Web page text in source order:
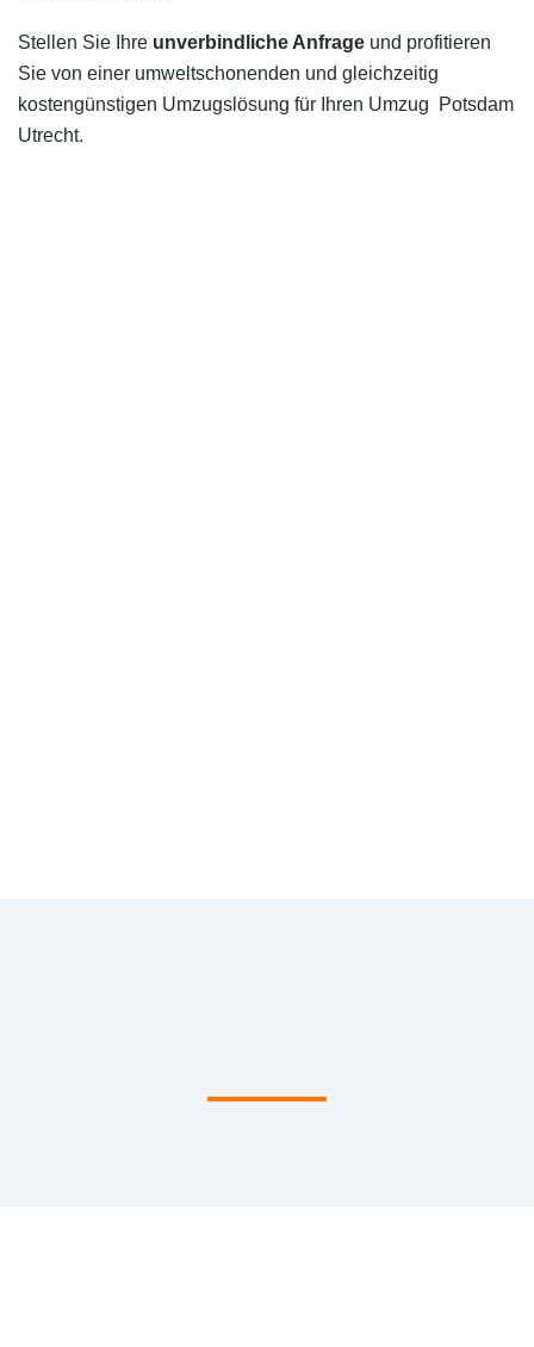
Stellen Sie Ihre unverbindliche Anfrage und profitieren
Sie von einer umweltschonenden und gleichzeitig
kostengünstigen Umzugslösung für Ihren Umzug Potsdam
Utrecht.